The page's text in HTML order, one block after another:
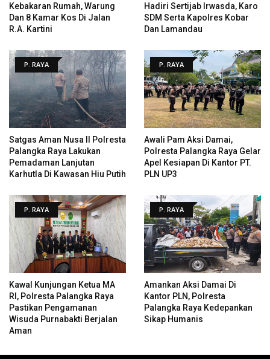
Kebakaran Rumah, Warung
Dan 8 Kamar Kos Di Jalan
R.A. Kartini
Hadiri Sertijab Irwasda, Karo
SDM Serta Kapolres Kobar
Dan Lamandau
P. RAYA
Satgas Aman Nusa II Polresta
Palangka Raya Lakukan
Pemadaman Lanjutan
Karhutla Di Kawasan Hiu Putih
P. RAYA
Awali Pam Aksi Damai,
Polresta Palangka Raya Gelar
Apel Kesiapan Di Kantor PT.
PLN UP3
P. RAYA
Kawal Kunjungan Ketua MA
RI, Polresta Palangka Raya
Pastikan Pengamanan
Wisuda Purnabakti Berjalan
Aman
P. RAYA
Amankan Aksi Damai Di
Kantor PLN, Polresta
Palangka Raya Kedepankan
Sikap Humanis